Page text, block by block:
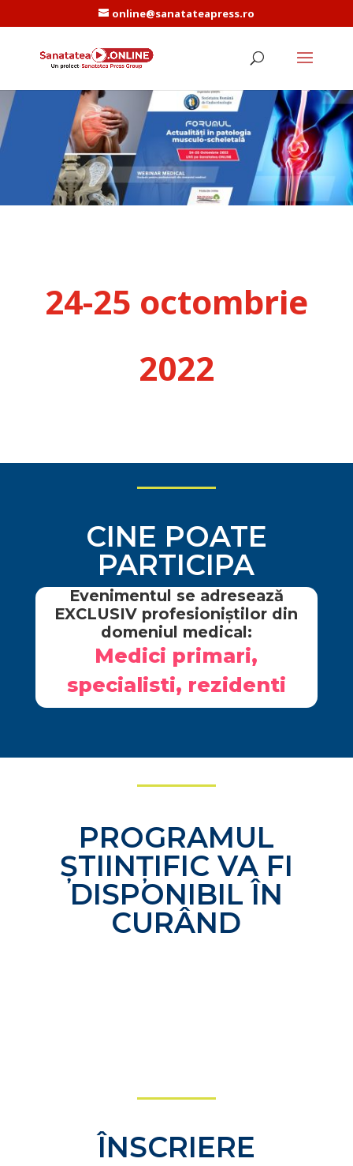
online@sanatateapress.ro
24-25 octombrie
2022
CINE POATE
PARTICIPA
Evenimentul se adresează
EXCLUSIV profesioniștilor din
domeniul medical:
Medici primari,
specialisti, rezidenti
PROGRAMUL
ȘTIINȚIFIC VA FI
DISPONIBIL ÎN
CURÂND
ÎNSCRIERE